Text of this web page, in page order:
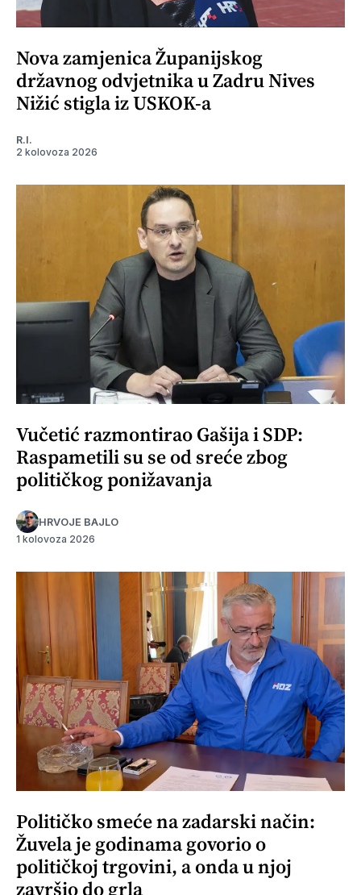
Nova zamjenica Županijskog
državnog odvjetnika u Zadru Nives
Nižić stigla iz USKOK-a
R.I.
2 kolovoza 2026
Vučetić razmontirao Gašija i SDP:
Raspametili su se od sreće zbog
političkog ponižavanja
HRVOJE BAJLO
1 kolovoza 2026
Političko smeće na zadarski način:
Žuvela je godinama govorio o
političkoj trgovini, a onda u njoj
završio do grla